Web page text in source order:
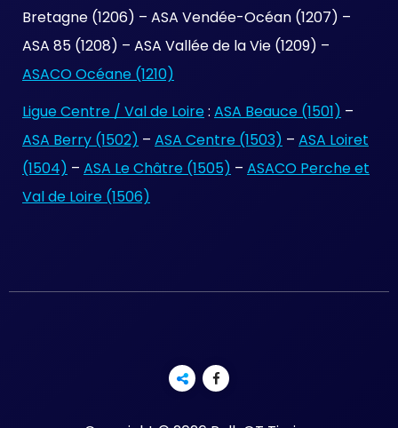
Bretagne (1206) – ASA Vendée-Océan (1207) –
ASA 85 (1208) – ASA Vallée de la Vie (1209) –
ASACO Océane (1210)
Ligue Centre / Val de Loire : ASA Beauce (1501) –
ASA Berry (1502) – ASA Centre (1503) – ASA Loiret
(1504) – ASA Le Châtre (1505) – ASACO Perche et
Val de Loire (1506)